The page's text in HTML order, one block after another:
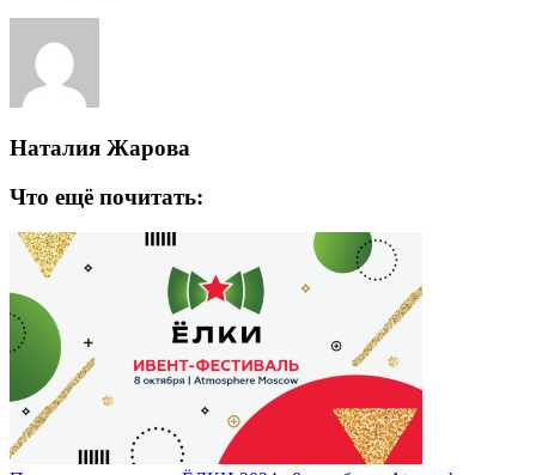
Наталия Жарова
Что ещё почитать: